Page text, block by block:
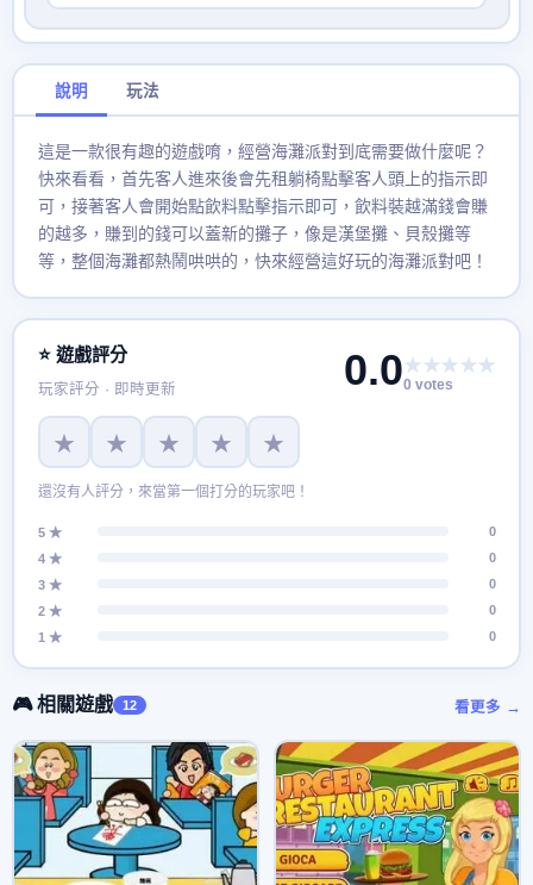
說明 玩法
這是一款很有趣的遊戲唷，經營海灘派對到底需要做什麼呢？
快來看看，首先客人進來後會先租躺椅點擊客人頭上的指示即
可，接著客人會開始點飲料點擊指示即可，飲料裝越滿錢會賺
的越多，賺到的錢可以蓋新的攤子，像是漢堡攤、貝殼攤等
等，整個海灘都熱鬧哄哄的，快來經營這好玩的海灘派對吧！
⭐ 遊戲評分
玩家評分 · 即時更新 0.0★★★★★
0 votes
★ ★ ★ ★ ★
還沒有人評分，來當第一個打分的玩家吧！
5 ★
0
4 ★
0
3 ★
0
2 ★
0
1 ★
0
🎮 相關遊戲 12 看更多 →